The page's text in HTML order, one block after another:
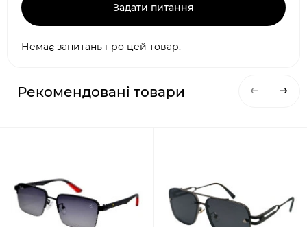
Задати питання
Немає запитань про цей товар.
Рекомендовані товари